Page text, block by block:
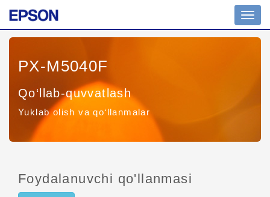
PX-M5040F
Qo‘llab-quvvatlash
Yuklab olish va qo‘llanmalar
Foydalanuvchi qo'llanmasi